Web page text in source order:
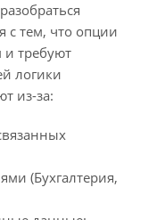
с тем, что опции
и требуют
логики
из-за:
(Бухгалтерия,